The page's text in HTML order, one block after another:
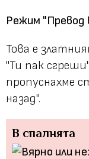
Режим "Превод
Това е
"Ти пак
пропуснахме
назад".
В спалнята